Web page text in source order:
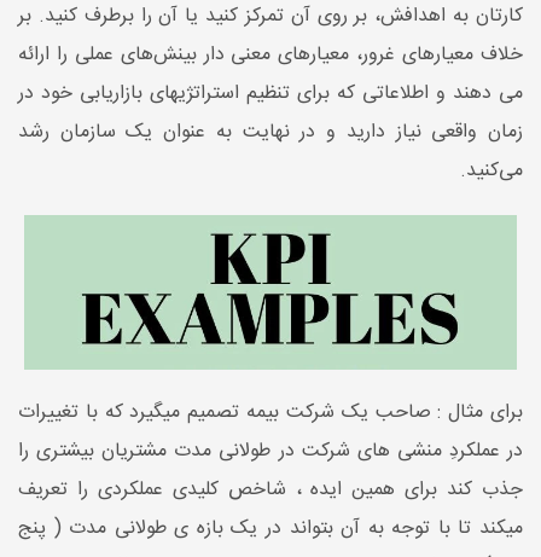
کارتان به اهدافش، بر روی آن تمرکز کنید یا آن را برطرف کنید. بر
خلاف معیارهای غرور، معیارهای معنی دار بینش‌های عملی را ارائه
می دهند و اطلاعاتی که برای تنظیم استراتژیهای بازاریابی خود در
زمان واقعی نیاز دارید و در نهایت به عنوان یک سازمان رشد
می‌کنید.
برای مثال : صاحب یک شرکت بیمه تصمیم میگیرد که با تغییرات
در عملکردِ منشی های شرکت در طولانی مدت مشتریان بیشتری را
جذب کند برای همین ایده ، شاخص کلیدی عملکردی را تعریف
میکند تا با توجه به آن بتواند در یک بازه ی طولانی مدت ( پنج